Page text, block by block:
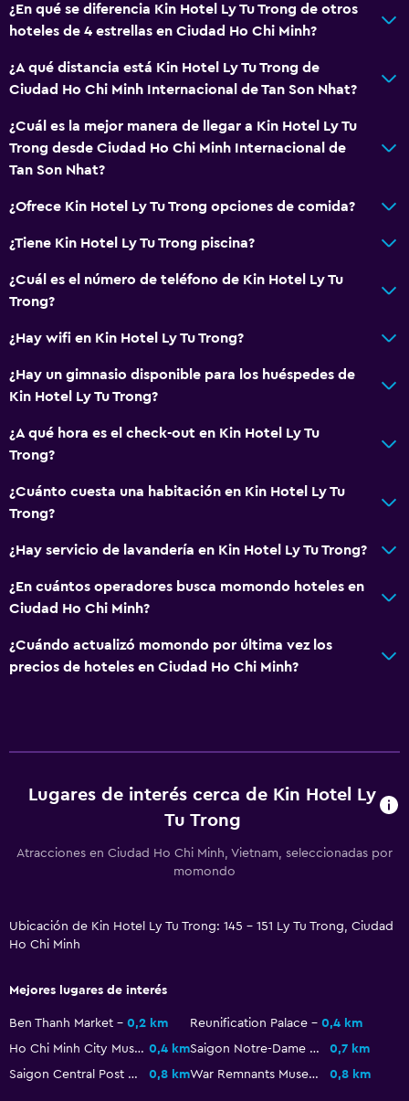
Toallas/ropa de cama (cargo adicional)
Acondicionador
Baño
Secador de pelo
Ducha
Gorro de baño
Bidé
Aseo
Papel higiénico
Cepillo de dientes
Ducha italiana
Bar/lounge
Minibar
Piso de parquet o madera noble
Espacio de almacenamiento
Vista a la ciudad
Piscina y spa
Bañera de hidromasaje
¿En qué se diferencia Kin Hotel Ly Tu Trong de otros
hoteles de 4 estrellas en Ciudad Ho Chi Minh?
¿A qué distancia está Kin Hotel Ly Tu Trong de
Ciudad Ho Chi Minh Internacional de Tan Son Nhat?
¿Cuál es la mejor manera de llegar a Kin Hotel Ly Tu
Trong desde Ciudad Ho Chi Minh Internacional de
Tan Son Nhat?
¿Ofrece Kin Hotel Ly Tu Trong opciones de comida?
¿Tiene Kin Hotel Ly Tu Trong piscina?
¿Cuál es el número de teléfono de Kin Hotel Ly Tu
Trong?
¿Hay wifi en Kin Hotel Ly Tu Trong?
¿Hay un gimnasio disponible para los huéspedes de
Kin Hotel Ly Tu Trong?
¿A qué hora es el check-out en Kin Hotel Ly Tu
Trong?
¿Cuánto cuesta una habitación en Kin Hotel Ly Tu
Trong?
¿Hay servicio de lavandería en Kin Hotel Ly Tu Trong?
¿En cuántos operadores busca momondo hoteles en
Ciudad Ho Chi Minh?
¿Cuándo actualizó momondo por última vez los
precios de hoteles en Ciudad Ho Chi Minh?
Lugares de interés cerca de Kin Hotel Ly
Tu Trong
Atracciones en Ciudad Ho Chi Minh, Vietnam, seleccionadas por
momondo
Ubicación de Kin Hotel Ly Tu Trong: 145 - 151 Ly Tu Trong, Ciudad
Ho Chi Minh
Mejores lugares de interés
Ben Thanh Market 0,2 km Reunification Palace
0,4 km
Ho Chi Minh City Museum 0,4 km Saigon Notre-Dame Basilica
0,7 km
Saigon Central Post Office
0,8 km War Remnants Museum 0,8 km